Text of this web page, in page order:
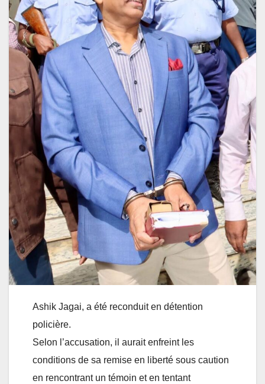
Ashik Jagai, a été reconduit en détention
policière.
Selon l’accusation, il aurait enfreint les
conditions de sa remise en liberté sous caution
en rencontrant un témoin et en tentant